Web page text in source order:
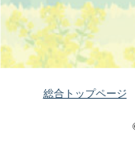
総合トップページ